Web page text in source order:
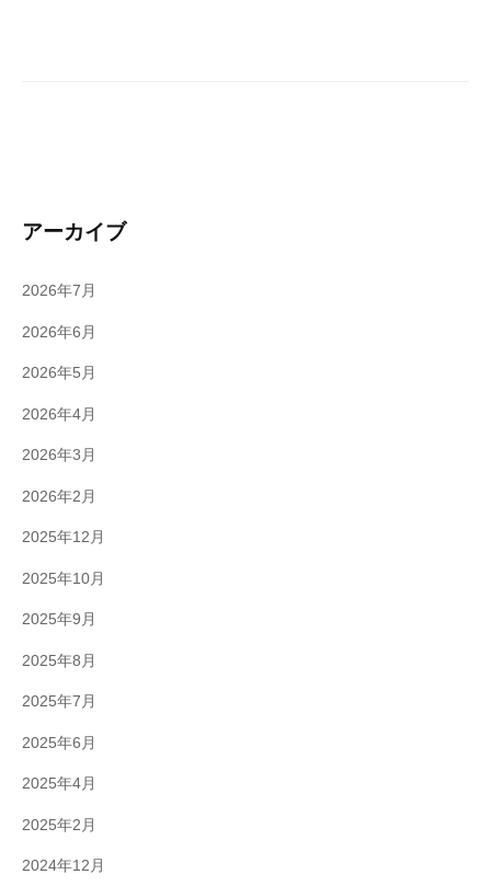
アーカイブ
2026年7月
2026年6月
2026年5月
2026年4月
2026年3月
2026年2月
2025年12月
2025年10月
2025年9月
2025年8月
2025年7月
2025年6月
2025年4月
2025年2月
2024年12月